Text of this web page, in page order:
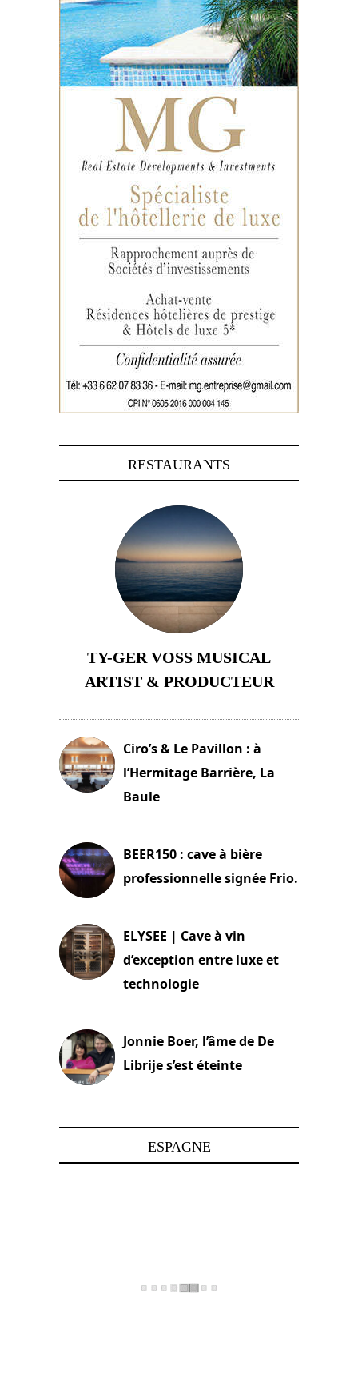
RESTAURANTS
TY-GER VOSS MUSICAL
ARTIST & PRODUCTEUR
Ciro’s & Le Pavillon : à
l’Hermitage Barrière, La
Baule
BEER150 : cave à bière
professionnelle signée Frio.
ELYSEE | Cave à vin
d’exception entre luxe et
technologie
Jonnie Boer, l’âme de De
Librije s’est éteinte
ESPAGNE